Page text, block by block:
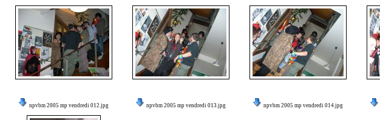
npvbm 2005 mp vendredi 012.jpg npvbm 2005 mp vendredi 013.jpg npvbm 2005 mp vendredi 014.jpg